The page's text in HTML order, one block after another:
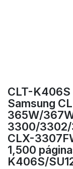
CLT-K406S
Samsung
365W/
3300/
CLX-
1,500
K406S/